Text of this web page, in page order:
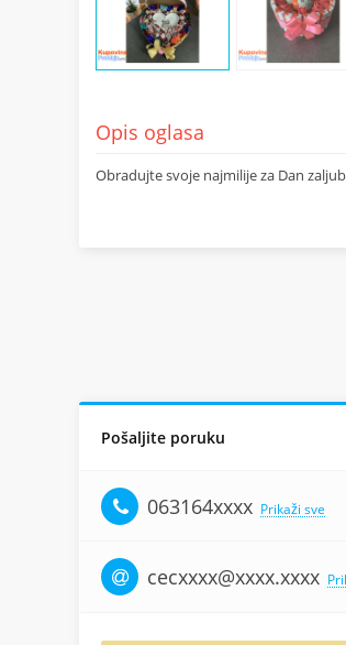
Opis oglasa
Obradujte svoje najmilije za Dan
Pošaljite poruku
063164xxxx Prikaži sve
cecxxxx@xxxx.xxxx